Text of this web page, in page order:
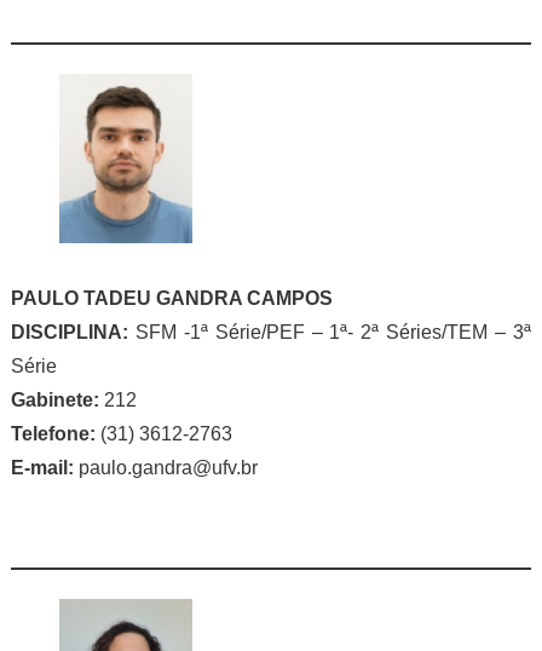
PAULO TADEU GANDRA CAMPOS
DISCIPLINA: SFM -1ª Série/PEF – 1ª- 2ª Séries/TEM – 3ª
Série
Gabinete: 212
Telefone: (31) 3612-2763
E-mail: paulo.gandra@ufv.br